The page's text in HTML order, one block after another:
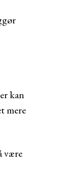
kan
mere
være